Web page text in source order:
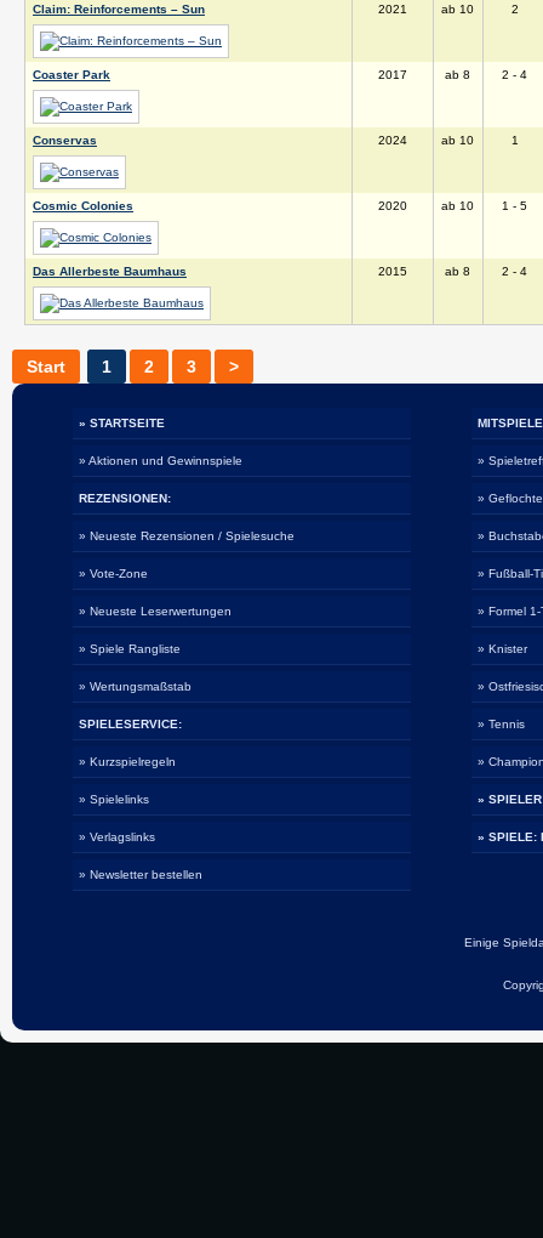
Claim: Reinforcements – Sun 2021 ab 10 2
Coaster Park 2017 ab 8 2 - 4
Conservas 2024 ab 10 1
Cosmic Colonies 2020 ab 10 1 - 5
Das Allerbeste Baumhaus 2015 ab 8 2 - 4
Start 1 2 3 >
» STARTSEITE
» Aktionen und Gewinnspiele
REZENSIONEN:
» Neueste Rezensionen / Spielesuche
» Vote-Zone
» Neueste Leserwertungen
» Spiele Rangliste
» Wertungsmaßstab
SPIELESERVICE:
» Kurzspielregeln
» Spielelinks
» Verlagslinks
» Newsletter bestellen
»
»
»
» Fußball-
» Formel 1-
» Knister
»
» Tennis
»
»
» SPIELE:
Einige